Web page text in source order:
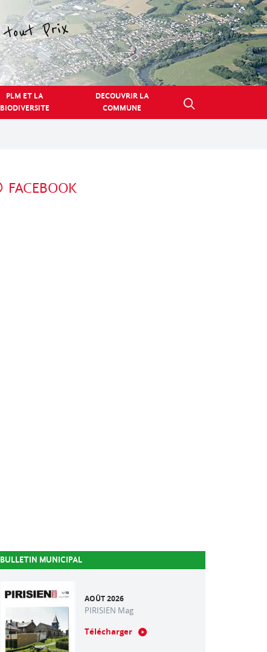
PLM ET LA
BIODIVERSITE
DECOUVRIR LA
COMMUNE
FACEBOOK
BULLETIN MUNICIPAL
AOÛT 2026
PIRISIEN Mag
Télécharger